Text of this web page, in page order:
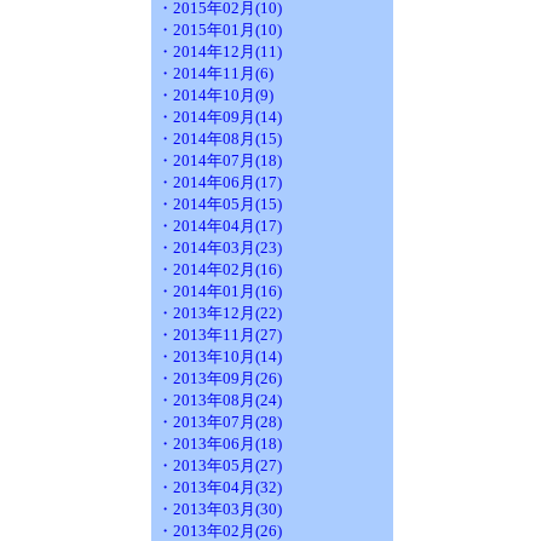
・2015年02月(10)
・2015年01月(10)
・2014年12月(11)
・2014年11月(6)
・2014年10月(9)
・2014年09月(14)
・2014年08月(15)
・2014年07月(18)
・2014年06月(17)
・2014年05月(15)
・2014年04月(17)
・2014年03月(23)
・2014年02月(16)
・2014年01月(16)
・2013年12月(22)
・2013年11月(27)
・2013年10月(14)
・2013年09月(26)
・2013年08月(24)
・2013年07月(28)
・2013年06月(18)
・2013年05月(27)
・2013年04月(32)
・2013年03月(30)
・2013年02月(26)